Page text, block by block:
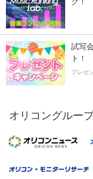
試写
ト！
プレゼ
オリコングルー